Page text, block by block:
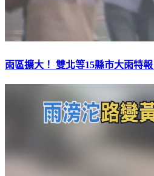
雨區擴大！ 雙北等15縣市大雨特